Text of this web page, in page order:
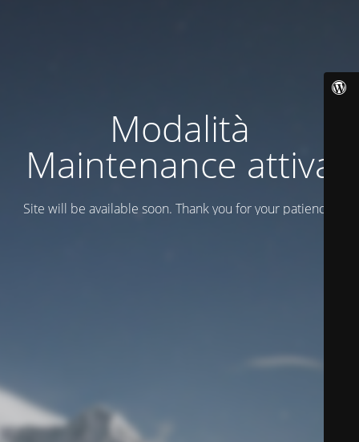
Modalità
Maintenance attiva
Site will be available soon. Thank you for your patience!